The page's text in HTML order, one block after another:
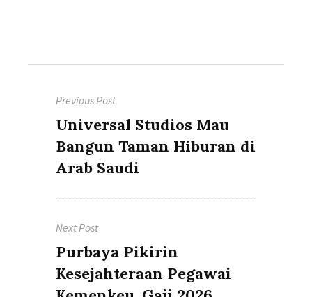
navigation
Previous Post
Previous
post:
Universal Studios Mau
Bangun Taman Hiburan di
Arab Saudi
Next Post
Next
post:
Purbaya Pikirin
Kesejahteraan Pegawai